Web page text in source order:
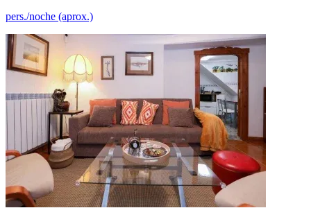
pers./noche (aprox.)